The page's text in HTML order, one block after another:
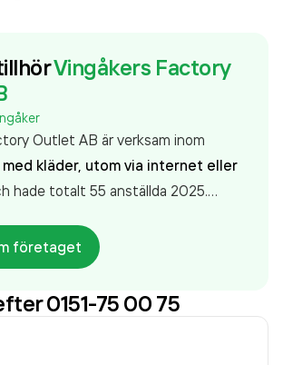
Vingåkers Factory
Outlet AB är verksam inom
kläder, utom via internet eller
hade totalt 55 anställda 2025.
det jobbade 88 personer på
är ett aktiebolag som varit aktivt
Factory Outlet AB
krsenaste räkenskapsåret (2025).
företaget
0151-75 00 75